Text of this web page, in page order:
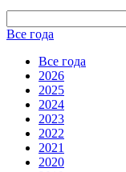
Все года
Все года
2026
2025
2024
2023
2022
2021
2020